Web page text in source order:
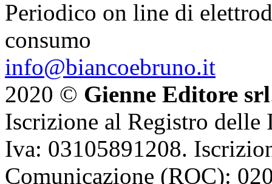
Periodico on line di
consumo
info@biancoebruno.it
2020 © Gienne Editore srl
Iscrizione al Registro delle
Iva: 03105891208.
Comunicazione (ROC):